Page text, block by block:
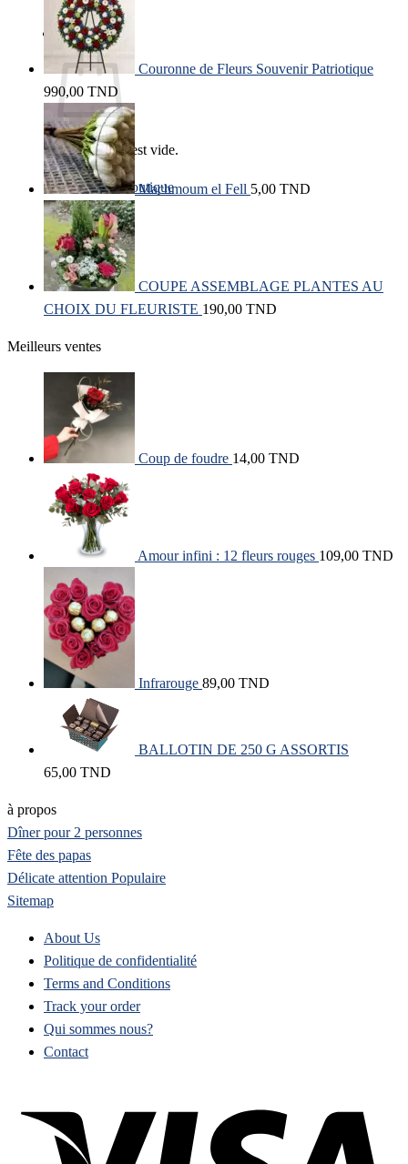
Panier
Votre panier est vide.
Retour à la boutique
Couronne de Fleurs Souvenir Patriotique
990,00 TND
Machmoum el Fell 5,00 TND
COUPE ASSEMBLAGE PLANTES AU
CHOIX DU FLEURISTE 190,00 TND
Meilleurs ventes
Coup de foudre 14,00 TND
Amour infini : 12 fleurs rouges 109,00 TND
Infrarouge 89,00 TND
BALLOTIN DE 250 G ASSORTIS
65,00 TND
à propos
Dîner pour 2 personnes
Fête des papas
Délicate attention
Sitemap
About Us
Politique de confidentialité
Terms and Conditions
Track your order
Qui sommes nous?
Contact